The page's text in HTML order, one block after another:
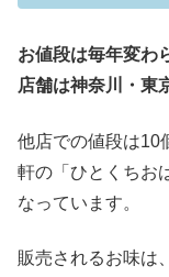
お値段は毎年変わ
店舗は神奈川・東
他店での値段は10
軒の「ひとくちお
なっています。
販売されるお味は